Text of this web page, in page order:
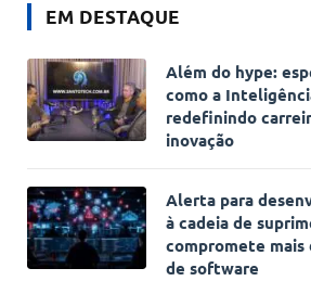
EM DESTAQUE
Além do hype:
como a
redefinindo
inovação
Alerta para
à cadeia de
compromete
de software